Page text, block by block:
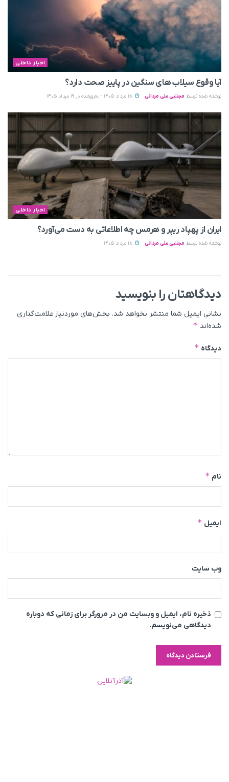
اخبار داخلی
آیا وقوع سیلاب های سنگین در پاییز صحت دارد؟
نوشته شده توسط مجتبی علی مردانی
اخبار داخلی
ایران از پهپاد ریپر و هرمس چه اطلاعاتی به دست می‌آورد؟
نوشته شده توسط مجتبی علی مردانی
دیدگاهتان را بنویسید
نشانی ایمیل شما منتشر نخواهد شد. بخش‌های موردنیاز علامت‌گذاری
شده‌اند *
دیدگاه *
نام *
ایمیل *
وب‌ سایت
ذخیره نام، ایمیل و وبسایت من در مرورگر برای زمانی که دوباره
دیدگاهی می‌نویسم.